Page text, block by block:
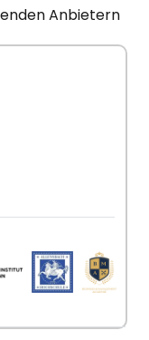
Anbietern